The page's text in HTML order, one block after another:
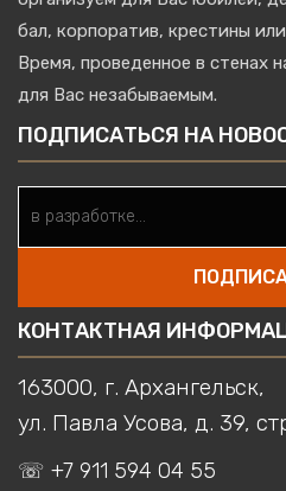
бал, корпоратив, крестины
Время, проведенное в стенах
для Вас незабываемым.
ПОДПИСАТЬСЯ НА
КОНТАКТНАЯ
163000, г. Архангельск,
ул. Павла Усова, д. 39,
☏ +7 911 594 04 55